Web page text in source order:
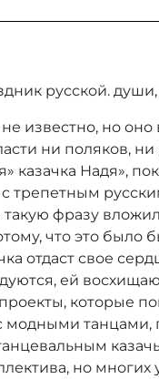
русской.
известно, но
ни поляков,
Надя»,
фразу
что это
отдаст свое
ей
которые
модными
но